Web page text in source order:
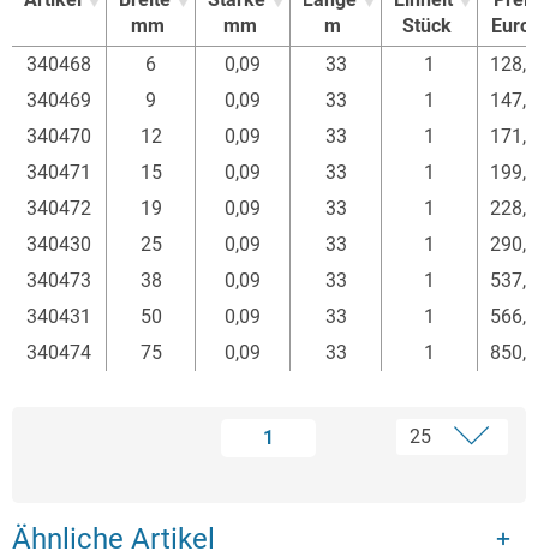
mm
mm
m
Stück
Euro*
Artikel
Breite
Stärke
Länge
Einheit
Preis
340468 6 0,09 33 1
340469
9 0,09 33 1
340470
12 0,09 33 1
340471
15 0,09 33 1
340472
19 0,09 33 1
340430
25 0,09 33 1
340473
38 0,09 33 1
340431
50 0,09 33 1
340474
75 0,09 33 1
1
Ähnliche Artikel